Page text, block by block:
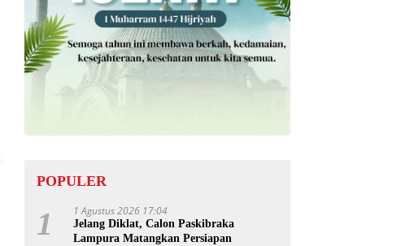
POPULER
1 1 Agustus 2026 17:04
Jelang Diklat, Calon Paskibraka
Lampura Matangkan Persiapan